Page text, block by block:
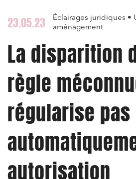
23.05.23
Éclairages juridiques •
aménagement
La disparition
règle
régularise pas
autorisation